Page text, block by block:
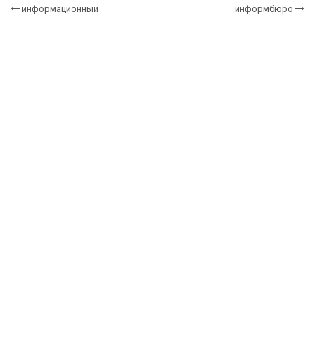
информационный информбюро